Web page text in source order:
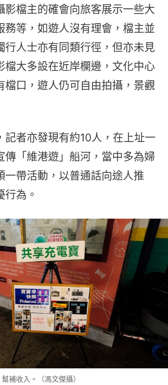
影檔主的確會向旅客展示一些大
務等，如遊人沒有理會，檔主並
行人士亦有同類行徑，但亦未見
檔大多設在近岸欄邊，文化中心
檔口，遊人仍可自由拍攝，景觀
記者亦發現有約10人，在上址一
傳「維港遊」船河，當中多為婦
一帶活動，以普通話向途人推
為。
補收入。（馮文傑攝）